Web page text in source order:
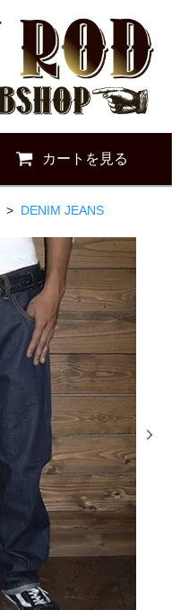
カートを見る
> DENIM JEANS